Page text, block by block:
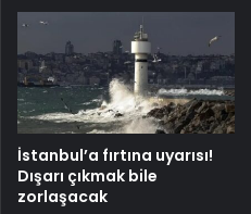
İstanbul’a fırtına uyarısı!
Dışarı çıkmak bile
zorlaşacak